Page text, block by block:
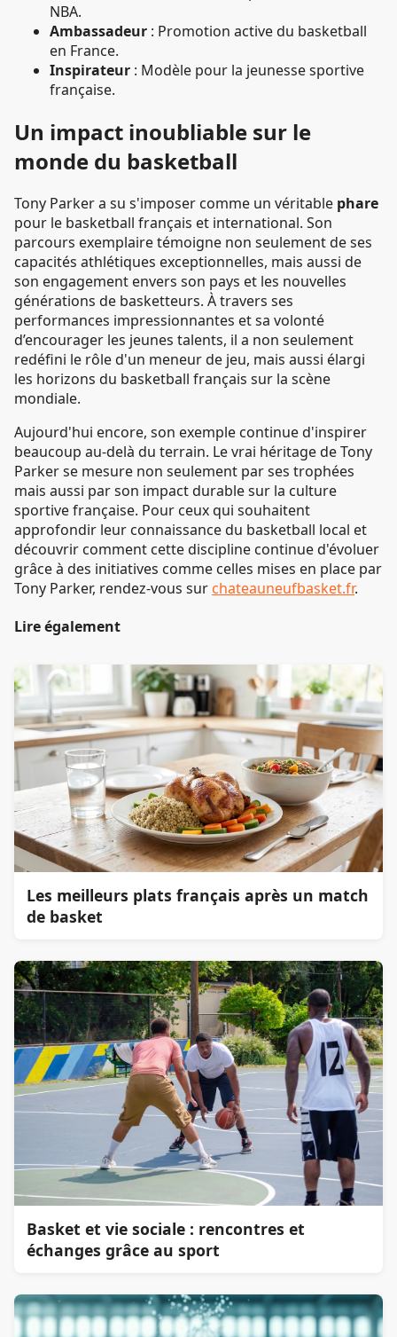
NBA.
Ambassadeur : Promotion active du basketball
en France.
Inspirateur : Modèle pour la jeunesse sportive
française.
Un impact inoubliable sur le
monde du basketball
Tony Parker a su s'imposer comme un véritable phare
pour le basketball français et international. Son
parcours exemplaire témoigne non seulement de ses
capacités athlétiques exceptionnelles, mais aussi de
son engagement envers son pays et les nouvelles
générations de basketteurs. À travers ses
performances impressionnantes et sa volonté
d’encourager les jeunes talents, il a non seulement
redéfini le rôle d'un meneur de jeu, mais aussi élargi
les horizons du basketball français sur la scène
mondiale.
Aujourd'hui encore, son exemple continue d'inspirer
beaucoup au-delà du terrain. Le vrai héritage de Tony
Parker se mesure non seulement par ses trophées
mais aussi par son impact durable sur la culture
sportive française. Pour ceux qui souhaitent
approfondir leur connaissance du basketball local et
découvrir comment cette discipline continue d'évoluer
grâce à des initiatives comme celles mises en place par
Tony Parker, rendez-vous sur chateauneufbasket.fr.
Lire également
Les meilleurs plats français après un match
de basket
Basket et vie sociale : rencontres et
échanges grâce au sport